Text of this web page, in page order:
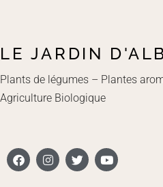
LE JARDIN
Plants de légumes – Plantes
Agriculture Biologique